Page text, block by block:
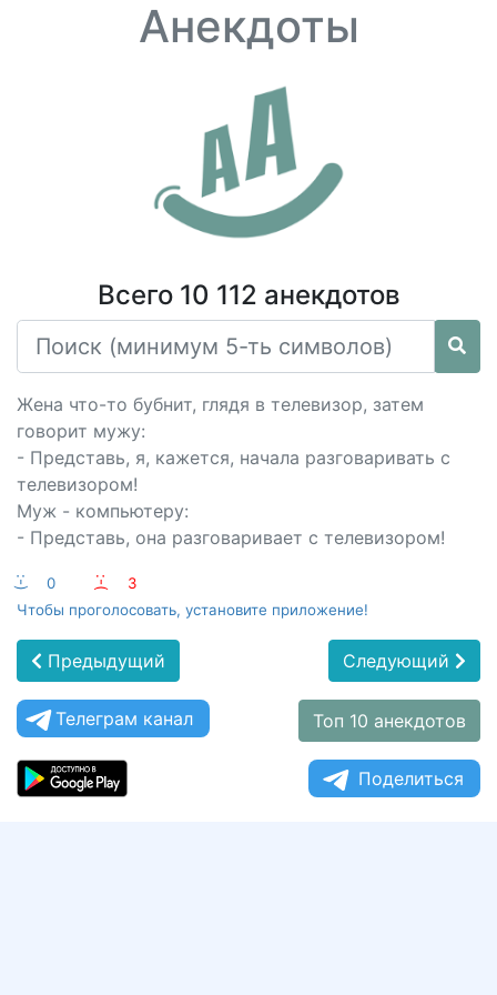
Анекдоты
Всего 10 112 анекдотов
Жена что-то бубнит, глядя в телевизор, затем
говорит мужу:
- Представь, я, кажется, начала разговаривать с
телевизором!
Муж - компьютеру:
- Представь, она разговаривает с телевизором!
:-) 0 :-(
3
Чтобы проголосовать, установите приложение!
Предыдущий Следующий
Телеграм канал Топ 10 анекдотов
Поделиться